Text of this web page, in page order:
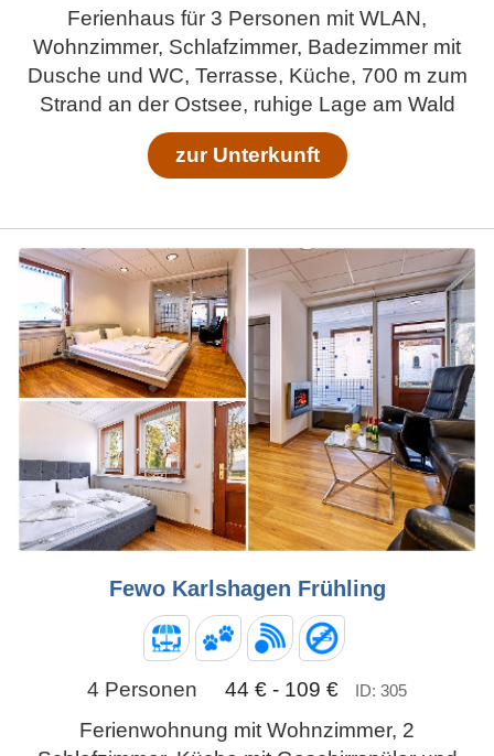
Ferienhaus für 3 Personen mit WLAN,
Wohnzimmer, Schlafzimmer, Badezimmer mit
Dusche und WC, Terrasse, Küche, 700 m zum
Strand an der Ostsee, ruhige Lage am Wald
zur Unterkunft
Fewo Karlshagen Frühling
4 Personen 44 € - 109 € ID: 305
Ferienwohnung mit Wohnzimmer, 2